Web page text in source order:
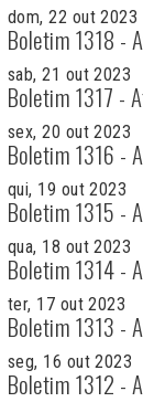
dom, 22 out 2023
Boletim 1318 -
sab, 21 out 2023
Boletim 1317 -
sex, 20 out 2023
Boletim 1316 -
qui, 19 out 2023
Boletim 1315 -
qua, 18 out 2023
Boletim 1314 -
ter, 17 out 2023
Boletim 1313 -
seg, 16 out 2023
Boletim 1312 -